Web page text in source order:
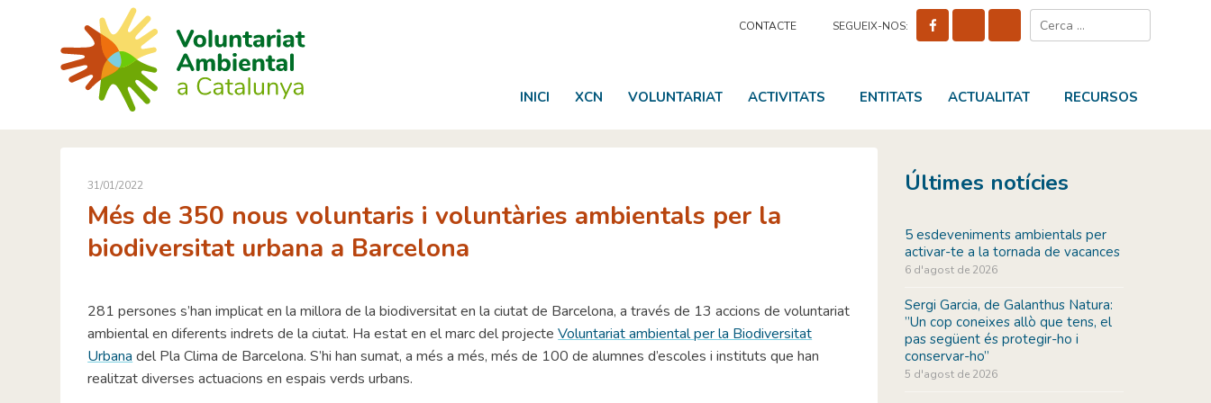
CONTACTE SEGUEIX-NOS:
INICI XCN VOLUNTARIAT ACTIVITATS ENTITATS ACTUALITAT RECURSOS
31/01/2022
Més de 350 nous voluntaris i voluntàries ambientals per la
biodiversitat urbana a Barcelona
281 persones s’han implicat en la millora de la biodiversitat en la ciutat de Barcelona, a través de 13 accions de voluntariat
ambiental en diferents indrets de la ciutat. Ha estat en el marc del projecteVoluntariat ambiental per la Biodiversitat
Urbana del Pla Clima de Barcelona. S’hi han sumat, a més a més, més de 100 de alumnes d’escoles i instituts que han
realitzat diverses actuacions en espais verds urbans.
Últimes notícies
5 esdeveniments ambientals per
activar-te a la tornada de vacances
6 d'agost de 2026
Sergi Garcia, de Galanthus Natura:
”Un cop coneixes allò que tens, el
pas següent és protegir-ho i
conservar-ho”
5 d'agost de 2026